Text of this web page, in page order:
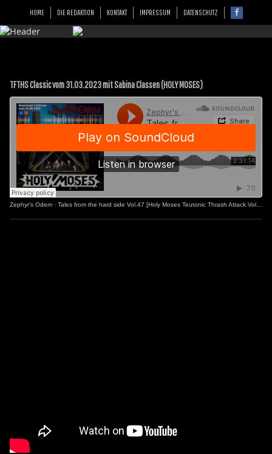
HOME DIE REDAKTION KONTAKT IMPRESSUM DATENSCHUTZ
TFTHS Classic vom 31.03.2023 mit Sabina Classen (HOLY MOSES)
Zephyr's Odem · Tales from the hard side Vol.47 [Holy Moses Teutonic Thrash Attack Vol.2]